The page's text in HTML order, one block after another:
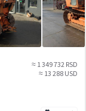
≈ 1 349 732 RSD
≈ 13 288 USD